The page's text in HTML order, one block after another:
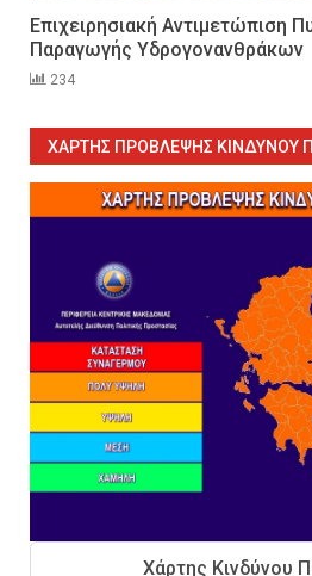
Επιχειρησιακή Αντιμετώπιση
Παραγωγής Υδρογονανθράκων
234
ΧΆΡΤΗΣ ΠΡΌΒΛΕΨΗΣ ΚΙΝΔΎΝΟΥ
Χάρτης Κινδύνου
7
μας
Η ελαφρότητα
ασφάλειας
9
Technical
Why
HSE Must Be